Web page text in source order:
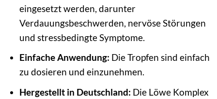
eingesetzt werden, darunter
Verdauungsbeschwerden, nervöse Störungen
und stressbedingte Symptome.
Einfache Anwendung: Die Tropfen sind einfach
zu dosieren und einzunehmen.
Hergestellt in Deutschland: Die Löwe Komplex